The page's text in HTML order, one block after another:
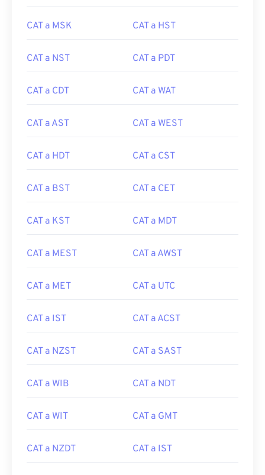
CAT a MSK CAT a HST
CAT a NST CAT a PDT
CAT a CDT CAT a WAT
CAT a AST CAT a WEST
CAT a HDT CAT a CST
CAT a BST CAT a CET
CAT a KST CAT a MDT
CAT a MEST CAT a AWST
CAT a MET CAT a UTC
CAT a IST CAT a ACST
CAT a NZST CAT a SAST
CAT a WIB CAT a NDT
CAT a WIT CAT a GMT
CAT a NZDT CAT a IST